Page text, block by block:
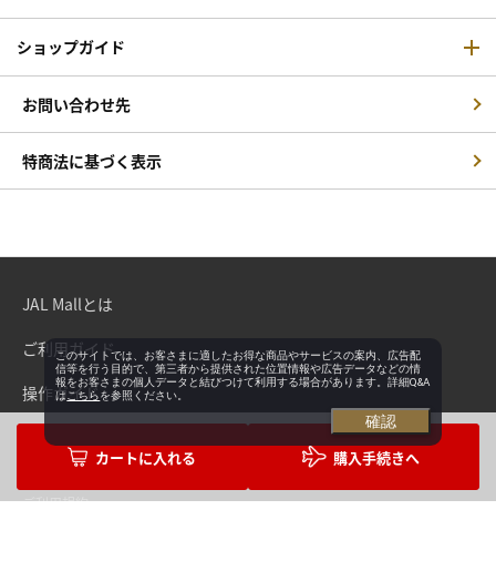
購入手続きへ
ショップガイド
お問い合わせ先
特商法に基づく表示
JAL Mallとは
ご利用ガイド
操作ガイド
よくあるご質問・お問い合わせ
ご利用規約
このサイトでは、お客さまに適したお得な商品やサービスの案内、広告配
信等を行う目的で、第三者から提供された位置情報や広告データなどの情
報をお客さまの個人データと結びつけて利用する場合があります。詳細Q&A
は こちらを参照ください。
確認